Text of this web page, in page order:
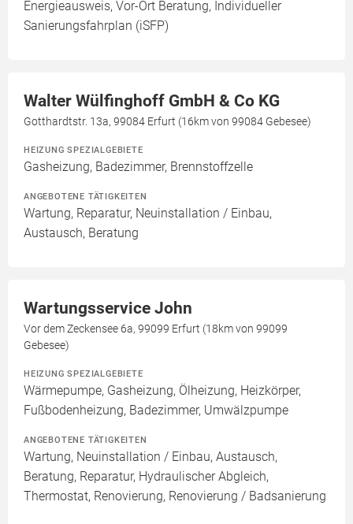
Energieausweis, Vor-Ort Beratung, Individueller
Sanierungsfahrplan (iSFP)
Walter Wülfinghoff GmbH & Co KG
Gotthardtstr. 13a, 99084 Erfurt (16km von 99084 Gebesee)
HEIZUNG SPEZIALGEBIETE
Gasheizung, Badezimmer, Brennstoffzelle
ANGEBOTENE TÄTIGKEITEN
Wartung, Reparatur, Neuinstallation / Einbau,
Austausch, Beratung
Wartungsservice John
Vor dem Zeckensee 6a, 99099 Erfurt (18km von 99099
Gebesee)
HEIZUNG SPEZIALGEBIETE
Wärmepumpe, Gasheizung, Ölheizung, Heizkörper,
Fußbodenheizung, Badezimmer, Umwälzpumpe
ANGEBOTENE TÄTIGKEITEN
Wartung, Neuinstallation / Einbau, Austausch,
Beratung, Reparatur, Hydraulischer Abgleich,
Thermostat, Renovierung, Renovierung / Badsanierung